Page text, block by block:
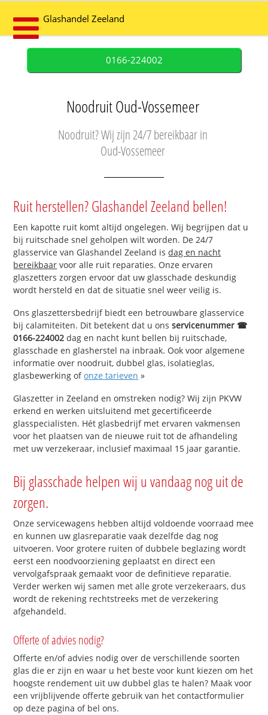
Glashandel Zeeland
0166-224002
Noodruit Oud-Vossemeer
Noodruit? Wij zijn 24/7 bereikbaar in
Oud-Vossemeer
Ruit herstellen? Glashandel Zeeland bellen!
Een kapotte ruit komt altijd ongelegen. Wij begrijpen dat u
bij ruitschade snel geholpen wilt worden. De 24/7
glasservice van Glashandel Zeeland isdag en nacht
bereikbaar voor alle ruit reparaties. Onze ervaren
glaszetters zorgen ervoor dat uw glasschade deskundig
wordt hersteld en dat de situatie snel weer veilig is.
Ons glaszettersbedrijf biedt een betrouwbare glasservice
bij calamiteiten. Dit betekent dat u onsservicenummer ☎
0166-224002 dag en nacht kunt bellen bij ruitschade,
glasschade en glasherstel na inbraak. Ook voor algemene
informatie over noodruit, dubbel glas, isolatieglas,
glasbewerking ofonze tarieven »
Glaszetter in Zeeland en omstreken nodig? Wij zijn PKVW
erkend en werken uitsluitend met gecertificeerde
glasspecialisten. Hét glasbedrijf met ervaren vakmensen
voor het plaatsen van de nieuwe ruit tot de afhandeling
met uw verzekeraar, inclusief maximaal 15 jaar garantie.
Bij glasschade helpen wij u vandaag nog uit de
zorgen.
Onze servicewagens hebben altijd voldoende voorraad mee
en kunnen uw glasreparatie vaak dezelfde dag nog
uitvoeren. Voor grotere ruiten of dubbele beglazing wordt
eerst een noodvoorziening geplaatst en direct een
vervolgafspraak gemaakt voor de definitieve reparatie.
Verder werken wij samen met alle grote verzekeraars, dus
wordt de rekening rechtstreeks met de verzekering
afgehandeld.
Offerte of advies nodig?
Offerte en/of advies nodig over de verschillende soorten
glas die er zijn en waar u het beste voor kunt kiezen om het
hoogste rendement uit uw dubbel glas te halen? Maak voor
een vrijblijvende offerte gebruik van het contactformulier
op deze pagina of bel ons.